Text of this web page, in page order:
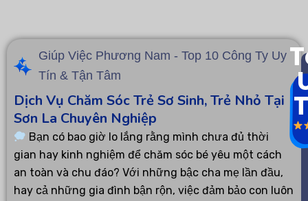
Giúp Việc Phương Nam - Top 10 Công Ty Uy
Tín & Tận Tâm
Dịch Vụ Chăm Sóc Trẻ Sơ Sinh, Trẻ Nhỏ Tại
Sơn La Chuyên Nghiệp
Bạn có bao giờ lo lắng rằng mình chưa đủ thời
gian hay kinh nghiệm để chăm sóc bé yêu một cách
an toàn và chu đáo? Với những bậc cha mẹ lần đầu,
hay cả những gia đình bận rộn, việc đảm bảo con luôn